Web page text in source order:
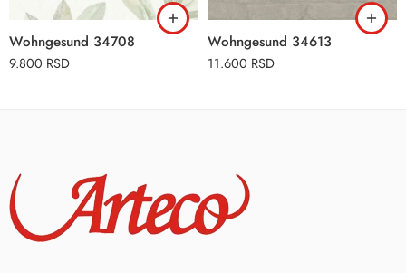
Wohngesund 34708
9.800 RSD
Wohngesund 34613
11.600 RSD